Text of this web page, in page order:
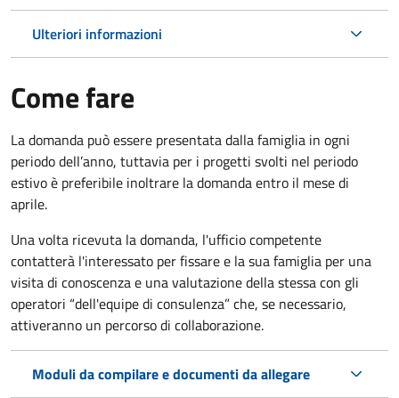
Ulteriori informazioni
Come fare
La domanda può essere presentata dalla famiglia in ogni
periodo dell’anno, tuttavia per i progetti svolti nel periodo
estivo è preferibile inoltrare la domanda entro il mese di
aprile.
Una volta ricevuta la domanda, l'ufficio competente
contatterà l'interessato per fissare e la sua famiglia per una
visita di conoscenza e una valutazione della stessa con gli
operatori “dell'equipe di consulenza” che, se necessario,
attiveranno un percorso di collaborazione.
Moduli da compilare e documenti da allegare